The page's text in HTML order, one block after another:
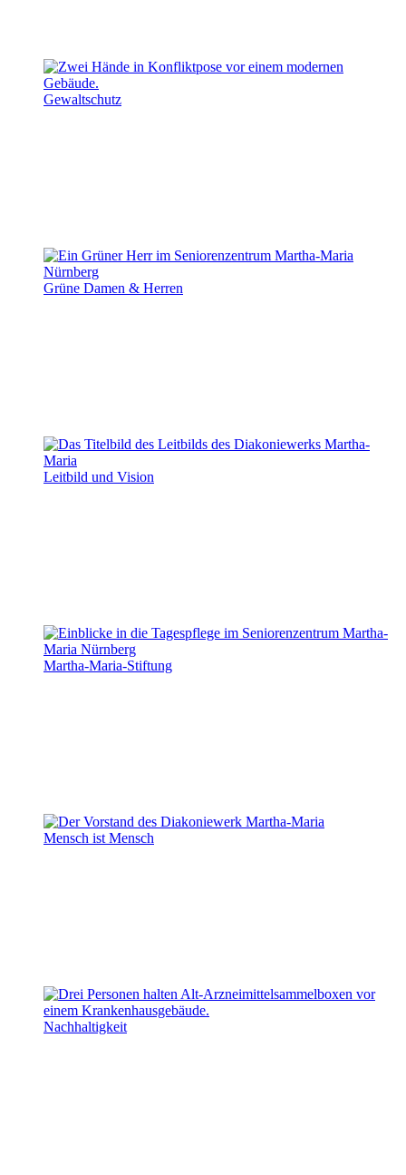
Gewaltschutz
Grüne Damen & Herren
Leitbild und Vision
Martha-Maria-Stiftung
Mensch ist Mensch
Nachhaltigkeit